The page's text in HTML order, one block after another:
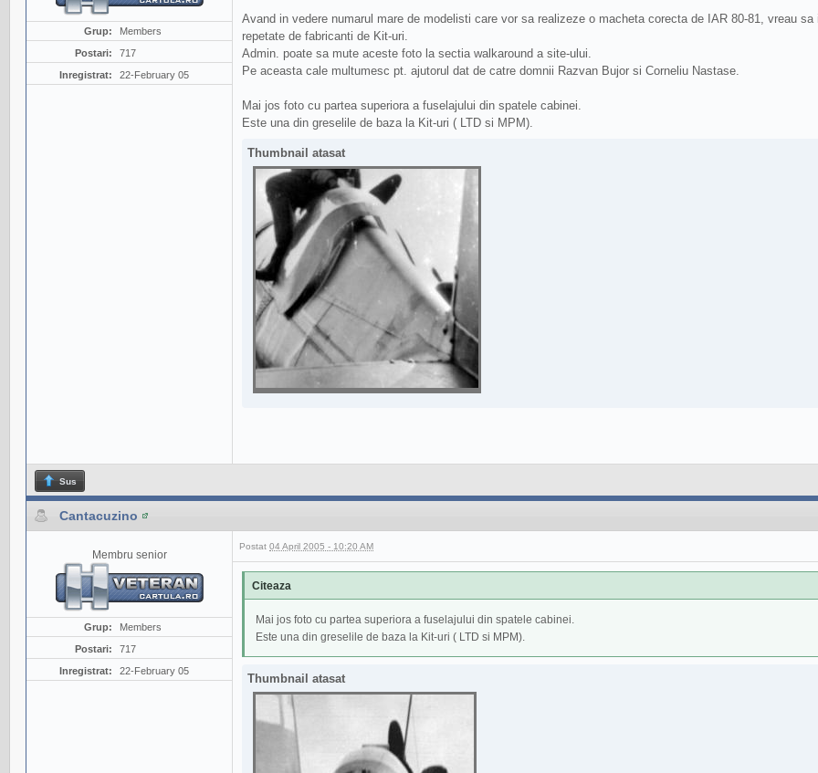
Grup:
Members
Postari:
717
Inregistrat:
22-February 05
Avand in vedere numarul mare de modelisti care vor sa realizeze o macheta corecta de IAR 80-81, vreau
repetate de fabricanti de Kit-uri.
Admin. poate sa mute aceste foto la sectia walkaround a site-ului.
Pe aceasta cale multumesc pt. ajutorul dat de catre domnii Razvan Bujor si Corneliu Nastase.
Mai jos foto cu partea superiora a fuselajului din spatele cabinei.
Este una din greselile de baza la Kit-uri ( LTD si MPM).
Thumbnail atasat
Sus
Cantacuzino
Membru senior
Grup:
Members
Postari:
717
Inregistrat:
22-February 05
Postat 04 April 2005 - 10:20 AM
Citeaza
Mai jos foto cu partea superiora a fuselajului din spatele cabinei.
Este una din greselile de baza la Kit-uri ( LTD si MPM).
Thumbnail atasat